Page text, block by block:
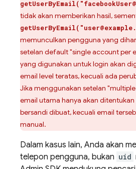
tidak akan memberikan hasil,
memunculkan pengguna yang
setelan default "single account per
yang digunakan untuk login akan
email level teratas, kecuali ada
Jika menggunakan setelan
email utama hanya akan
bersandi dibuat, kecuali email
manual.
Dalam kasus lain, Anda akan
telepon pengguna, bukan uid